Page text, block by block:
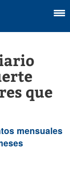
que
mensuales